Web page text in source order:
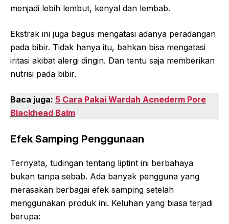
menjadi lebih lembut, kenyal dan lembab.
Ekstrak ini juga bagus mengatasi adanya peradangan
pada bibir. Tidak hanya itu, bahkan bisa mengatasi
iritasi akibat alergi dingin. Dan tentu saja memberikan
nutrisi pada bibir.
Baca juga: 5 Cara Pakai Wardah Acnederm Pore
Blackhead Balm
Efek Samping Penggunaan
Ternyata, tudingan tentang liptint ini berbahaya
bukan tanpa sebab. Ada banyak pengguna yang
merasakan berbagai efek samping setelah
menggunakan produk ini. Keluhan yang biasa terjadi
berupa: